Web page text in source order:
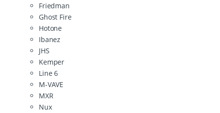
Friedman
Ghost Fire
Hotone
Ibanez
JHS
Kemper
Line 6
M-VAVE
MXR
Nux